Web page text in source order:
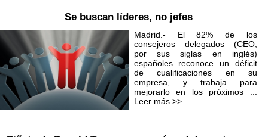
Se buscan líderes, no jefes
Madrid.- El 82% de los
consejeros delegados (CEO,
por sus siglas en inglés)
españoles reconoce un déficit
de cualificaciones en su
empresa, y trabaja para
mejorarlo en los próximos ...
Leer más >>